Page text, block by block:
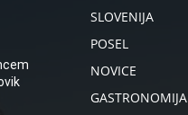
SLOVENIJA
POSEL
NOVICE
GASTRONOMIJA